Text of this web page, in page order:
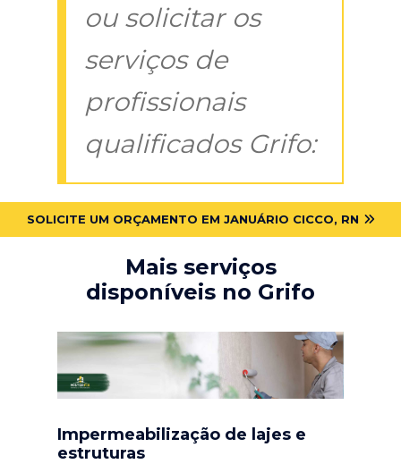
ou solicitar os
serviços de
profissionais
qualificados Grifo:
SOLICITE UM ORÇAMENTO EM JANUÁRIO CICCO, RN
Mais serviços
disponíveis no Grifo
Impermeabilização de lajes e
estruturas